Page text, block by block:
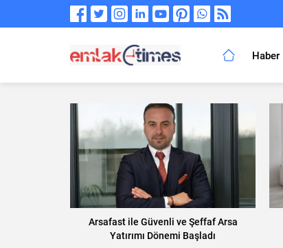
Haber
Arsafast ile Güvenli ve Şeffaf Arsa
Yatırımı Dönemi Başladı